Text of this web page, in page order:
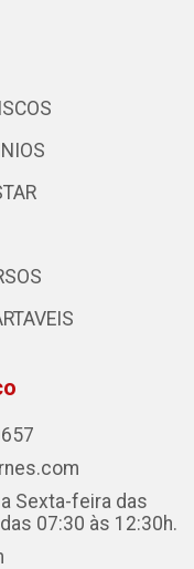
Sexta-feira das
07:30 às 12:30h.